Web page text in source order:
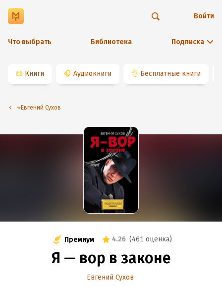
Что выбрать Библиотека Подписка
Войти
📖 Книги 🎧 Аудиокниги 👌 Бесплатные книги
⭐️Евгений Сухов
Премиум 4.26 (461 оценка)
Я — вор в законе
Евгений Сухов